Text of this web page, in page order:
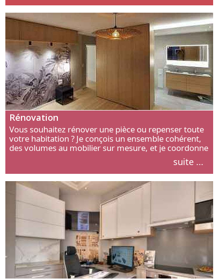
Rénovation
Vous souhaitez rénover une pièce ou repenser toute
votre habitation ? Je conçois un ensemble cohérent,
des volumes au mobilier sur mesure, et je coordonne
suite ...